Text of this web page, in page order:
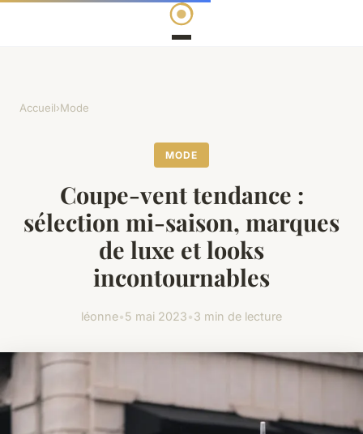
Accueil›Mode
MODE
Coupe-vent tendance :
sélection mi-saison, marques
de luxe et looks
incontournables
léonne•5 mai 2023•3 min de lecture